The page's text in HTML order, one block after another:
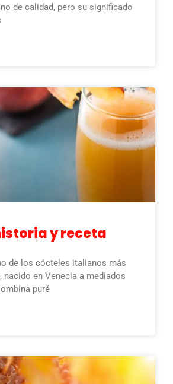
de calidad, pero su significado
y receta
de los cócteles italianos más
nacido en Venecia a mediados
puré